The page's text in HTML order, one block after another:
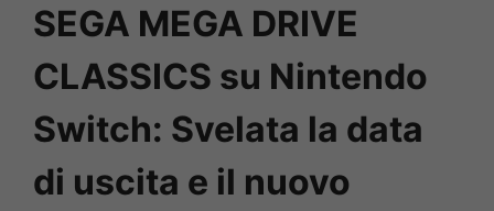
SEGA MEGA DRIVE
CLASSICS su Nintendo
Switch: Svelata la data
di uscita e il nuovo